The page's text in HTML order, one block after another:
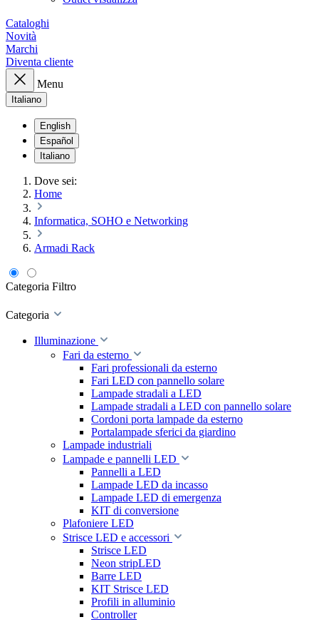
Cataloghi
Novità
Marchi
Diventa cliente
Menu
Italiano
English
Español
Italiano
Dove sei:
Home
Informatica, SOHO e Networking
Armadi Rack
Categoria Filtro
Categoria
Illuminazione
Fari da esterno
Fari professionali da esterno
Fari LED con pannello solare
Lampade stradali a LED
Lampade stradali a LED con pannello solare
Cordoni porta lampade da esterno
Portalampade sferici da giardino
Lampade industriali
Lampade e pannelli LED
Pannelli a LED
Lampade LED da incasso
Lampade LED di emergenza
KIT di conversione
Plafoniere LED
Strisce LED e accessori
Strisce LED
Neon stripLED
Barre LED
KIT Strisce LED
Profili in alluminio
Controller